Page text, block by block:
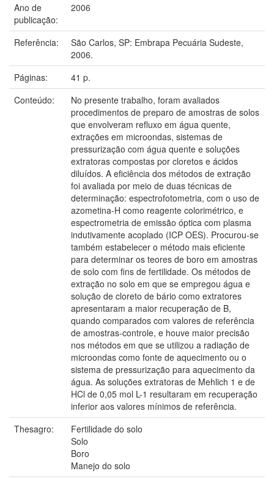
Ano de
publicação:
2006
Referência:
São Carlos, SP: Embrapa Pecuária Sudeste,
2006.
Páginas:
41 p.
Conteúdo:
No presente trabalho, foram avaliados
procedimentos de preparo de amostras de solos
que envolveram refluxo em água quente,
extrações em microondas, sistemas de
pressurização com água quente e soluções
extratoras compostas por cloretos e ácidos
diluídos. A eficiência dos métodos de extração
foi avaliada por meio de duas técnicas de
determinação: espectrofotometria, com o uso de
azometina-H como reagente colorimétrico, e
espectrometria de emissão óptica com plasma
indutivamente acoplado (ICP OES). Procurou-se
também estabelecer o método mais eficiente
para determinar os teores de boro em amostras
de solo com fins de fertilidade. Os métodos de
extração no solo em que se empregou água e
solução de cloreto de bário como extratores
apresentaram a maior recuperação de B,
quando comparados com valores de referência
de amostras-controle, e houve maior precisão
nos métodos em que se utilizou a radiação de
microondas como fonte de aquecimento ou o
sistema de pressurização para aquecimento da
água. As soluções extratoras de Mehlich 1 e de
HCl de 0,05 mol L-1 resultaram em recuperação
inferior aos valores mínimos de referência.
Thesagro:
Fertilidade do solo
Solo
Boro
Manejo do solo